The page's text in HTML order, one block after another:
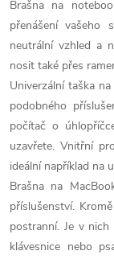
Brašna na
přenášení
neutrální vzhled a
nosit také přes
Univerzální taška
podobného
počítač o
uzavřete. Vnitřní
ideální například na
Brašna na
příslušenství.
postranní. Je v
klávesnice nebo